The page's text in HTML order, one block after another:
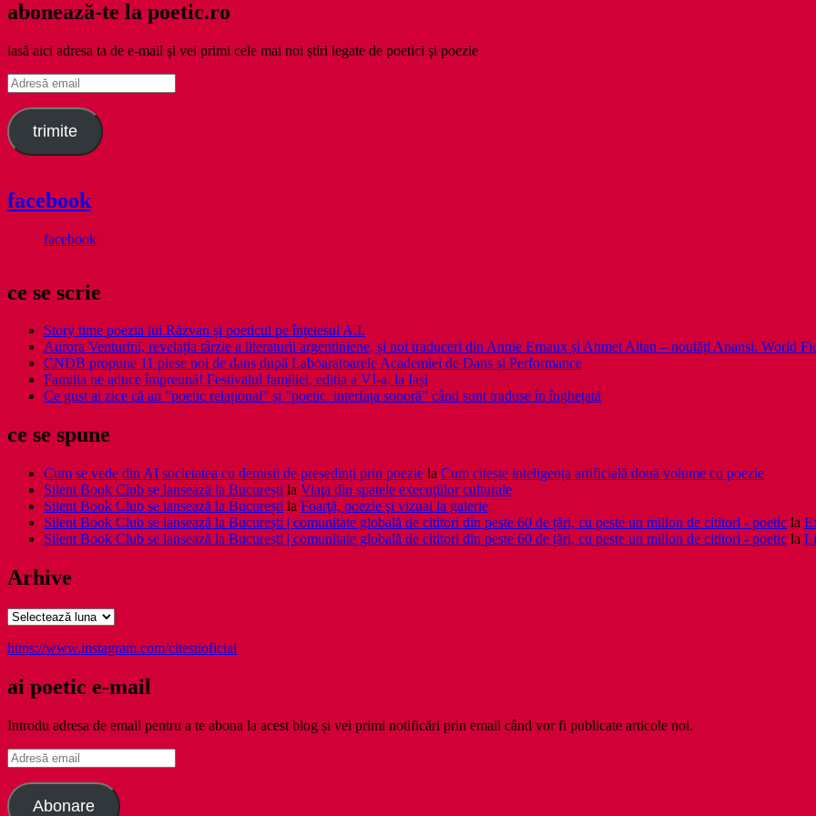
abonează-te la poetic.ro
lasă aici adresa ta de e-mail şi vei primi cele mai noi ştiri legate de poetici şi poezie
Adresă
email
trimite
facebook
facebook
ce se scrie
Story time poezia lui Răzvan și poeticul pe înțelesul A.I.
Aurora Venturini, revelația târzie a literaturii argentiniene, și noi traduceri din Annie Ernaux și Ahmet Altan – noutăți Anansi. World
CNDB propune 11 piese noi de dans după Laboaratoarele Academiei de Dans și Performance
Familia ne aduce împreună! Festivalul familiei, ediția a VI-a, la Iași
Ce gust ai zice că au ”poetic relațional” și ”poetic. interfața sonoră” când sunt traduse în înghețată
ce se spune
Cum se vede din AI societatea cu demisii de președinți prin poezie la Cum citește inteligența artificială două volume cu poezie
Silent Book Club se lansează la București la Viaţa din spatele execuţiilor culturale
Silent Book Club se lansează la București la Foarţă, poezie şi vizual la galerie
Silent Book Club se lansează la București | comunitate globală de cititori din peste 60 de țări, cu peste un milion de cititori - poetic la
Silent Book Club se lansează la București | comunitate globală de cititori din peste 60 de țări, cu peste un milion de cititori - poetic la
Arhive
Arhive
https://www.instagram.com/citestioficial
ai poetic e-mail
Introdu adresa de email pentru a te abona la acest blog și vei primi notificări prin email când vor fi publicate articole noi.
Adresă
email
Abonare